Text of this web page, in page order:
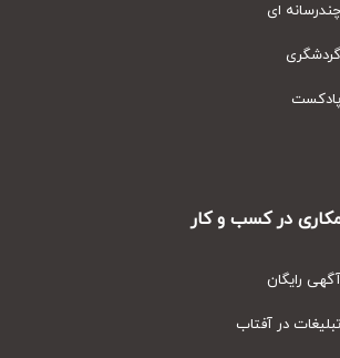
ای
در کسب و کار
رایگان
در آفتاب